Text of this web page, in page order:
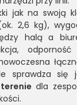
jak na swoją
2,6 kg),
halą a
sprawdza się
dla